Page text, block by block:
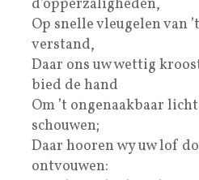
d’opperzaligheden,
Op snelle vleugelen van
verstand,
Daar ons uw wettig
bied de hand
Om ’t ongenaakbaar
schouwen;
Daar hooren wy uw lof
ontvouwen: